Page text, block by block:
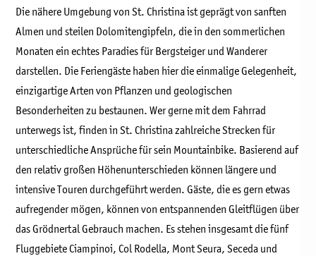
Die nähere Umgebung von St. Christina ist geprägt von sanften
Almen und steilen Dolomitengipfeln, die in den sommerlichen
Monaten ein echtes Paradies für Bergsteiger und Wanderer
darstellen. Die Feriengäste haben hier die einmalige Gelegenheit,
einzigartige Arten von Pflanzen und geologischen
Besonderheiten zu bestaunen. Wer gerne mit dem Fahrrad
unterwegs ist, finden in St. Christina zahlreiche Strecken für
unterschiedliche Ansprüche für sein Mountainbike. Basierend auf
den relativ großen Höhenunterschieden können längere und
intensive Touren durchgeführt werden. Gäste, die es gern etwas
aufregender mögen, können von entspannenden Gleitflügen über
das Grödnertal Gebrauch machen. Es stehen insgesamt die fünf
Fluggebiete Ciampinoi, Col Rodella, Mont Seura, Seceda und